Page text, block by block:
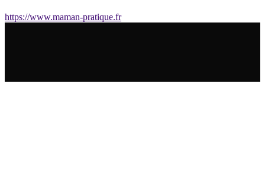
https://www.maman-pratique.fr